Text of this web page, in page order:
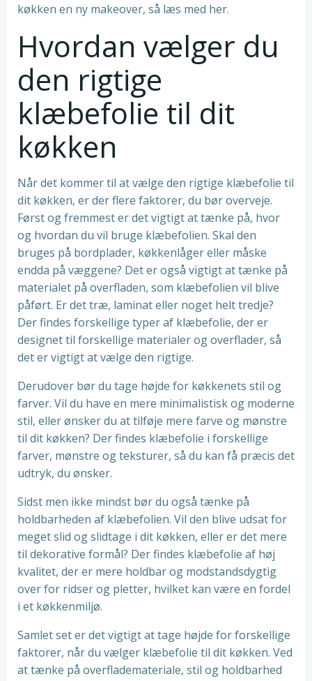
køkken en ny makeover, så læs med her.
Hvordan vælger du
den rigtige
klæbefolie til dit
køkken
Når det kommer til at vælge den rigtige klæbefolie til
dit køkken, er der flere faktorer, du bør overveje.
Først og fremmest er det vigtigt at tænke på, hvor
og hvordan du vil bruge klæbefolien. Skal den
bruges på bordplader, køkkenlåger eller måske
endda på væggene? Det er også vigtigt at tænke på
materialet på overfladen, som klæbefolien vil blive
påført. Er det træ, laminat eller noget helt tredje?
Der findes forskellige typer af klæbefolie, der er
designet til forskellige materialer og overflader, så
det er vigtigt at vælge den rigtige.
Derudover bør du tage højde for køkkenets stil og
farver. Vil du have en mere minimalistisk og moderne
stil, eller ønsker du at tilføje mere farve og mønstre
til dit køkken? Der findes klæbefolie i forskellige
farver, mønstre og teksturer, så du kan få præcis det
udtryk, du ønsker.
Sidst men ikke mindst bør du også tænke på
holdbarheden af klæbefolien. Vil den blive udsat for
meget slid og slidtage i dit køkken, eller er det mere
til dekorative formål? Der findes klæbefolie af høj
kvalitet, der er mere holdbar og modstandsdygtig
over for ridser og pletter, hvilket kan være en fordel
i et køkkenmiljø.
Samlet set er det vigtigt at tage højde for forskellige
faktorer, når du vælger klæbefolie til dit køkken. Ved
at tænke på overflademateriale, stil og holdbarhed